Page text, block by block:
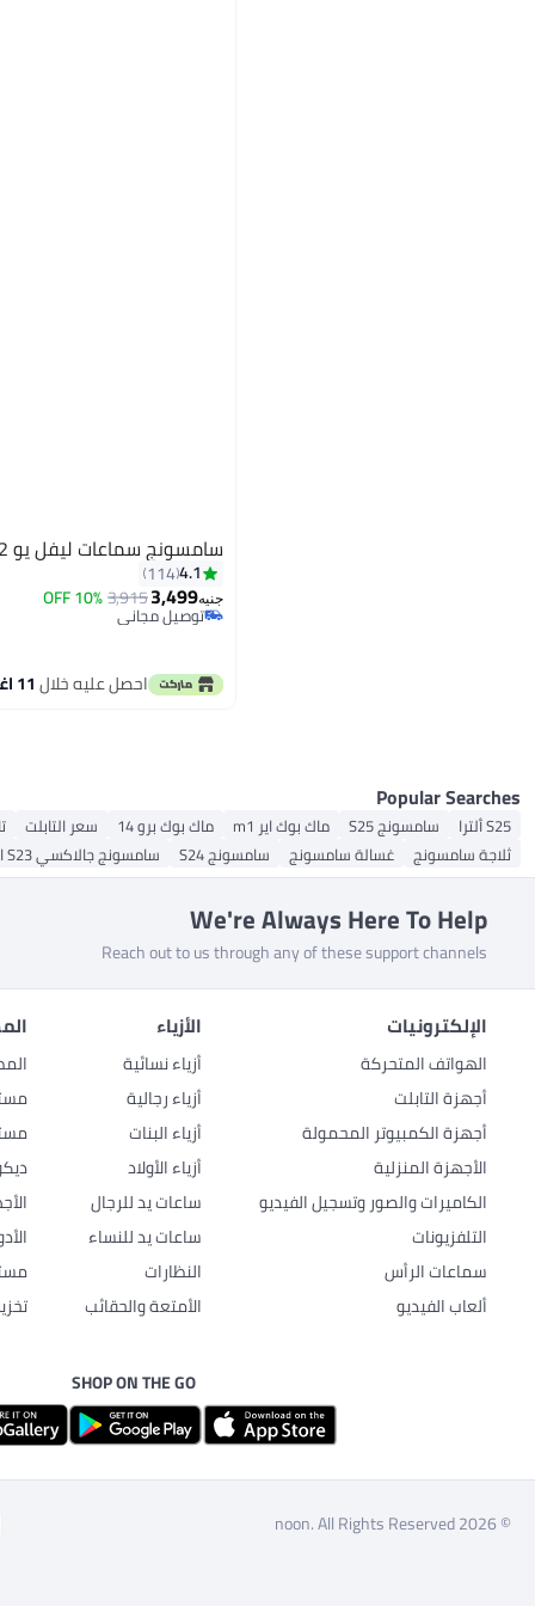
سامسونج سماعات ليفل يو 2 أسود
4.1
114
جنيه3,499
3,915
10% OFF
توصيل مجاني
توصيل مجاني
احصل عليه خلال11 اغسطس
Popular Searches
S25 ألترا سامسونج S25 ماك بوك اير m1 ماك بوك برو 14 سعر التابلت
ثلاجة سامسونج
غسالة سامسونج سامسونج S24 سامسونج جالاكسي S23 الترا
We're Always Here To Help
Reach out to us through any of these support channels
الإلكترونيات
الهواتف المتحركة
أجهزة التابلت
أجهزة الكمبيوتر المحمولة
الأجهزة المنزلية
الكاميرات والصور وتسجيل الفيديو
التلفزيونات
سماعات الرأس
ألعاب الفيديو
الأزياء
أزياء نسائية
أزياء رجالية
أزياء البنات
أزياء الأولاد
ساعات يد للرجال
ساعات يد للنساء
النظارات
الأمتعة والحقائب
SHOP ON THE GO
© 2026 noon. All Rights Reserved